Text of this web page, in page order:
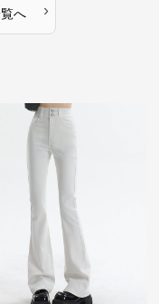
へ ›